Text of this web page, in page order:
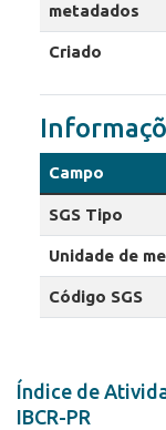
Índice de
IBCR-PR
metadados
Criado
Campo
SGS Tipo
Unidade de
Código SGS